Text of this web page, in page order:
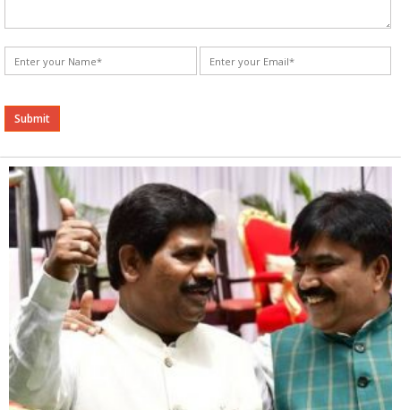
Alternative: